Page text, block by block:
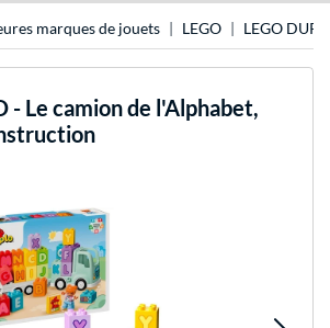
marques de jouets LEGO LEGO
- Le camion de l'Alphabet,